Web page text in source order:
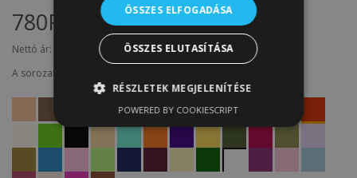
780Ft
Nettó ár:
A sorozat termékei
ÖSSZES ELFOGADÁSA
ÖSSZES ELUTASÍTÁSA
RÉSZLETEK MEGJELENÍTÉSE
POWERED BY COOKIESCRIPT